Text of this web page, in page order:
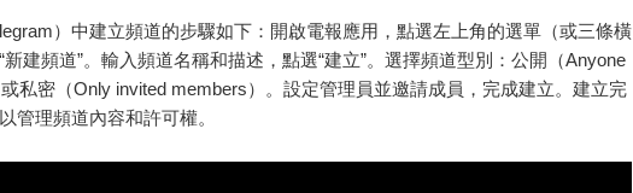
）中建立頻道的步驟如下：開啟電報應用，點選左上角的選單（或三條橫
新建頻道”。輸入頻道名稱和描述，點選“建立”。選擇頻道型別：公開（Anyone
私密（Only invited members）。設定管理員並邀請成員，完成建立。建立完
管理頻道內容和許可權。